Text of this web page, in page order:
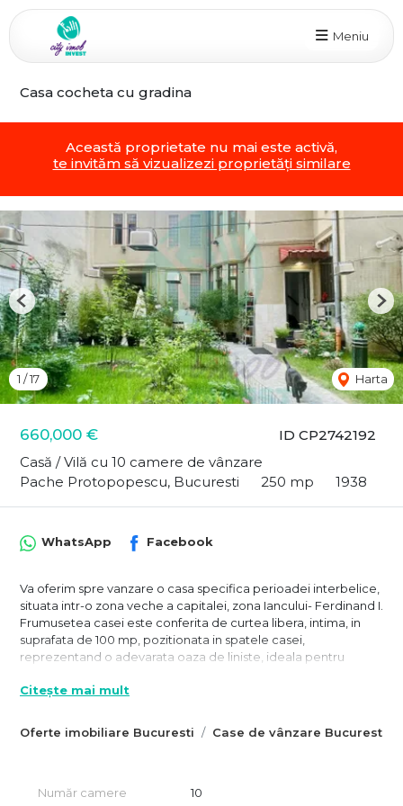
Meniu
Casa cocheta cu gradina
Această proprietate nu mai este activă,
te invităm să vizualizezi proprietăți similare
ID CP2742192
660,000 €
Casă / Vilă cu 10 camere de vânzare
Pache Protopopescu, Bucuresti
250 mp 1938
1 /17 Harta
Previous
Oferte imobiliare Bucuresti Case de vânzare Bucuresti
WhatsApp Facebook
Va oferim spre vanzare o casa specifica perioadei interbelice,
situata intr-o zona veche a capitalei, zona Iancului- Ferdinand I.
Frumusetea casei este conferita de curtea libera, intima, in
suprafata de 100 mp, pozitionata in spatele casei,
reprezentand o adevarata oaza de liniste, ideala pentru
Aceasta a fost complet renovata in 2020, pastrand izul si
inlocuirea instalatiilor electrice, sanitare si termice, precum si
reconditionarea tamplariei si actualizarea finisajelor.
intrare separata.
Citește mai mult
Număr camere 10